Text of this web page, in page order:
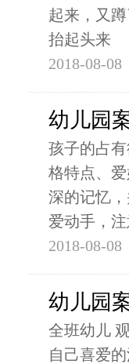
起来，又
抬起头来
2018-08-08
幼儿园
孩子的占
格特点、
深的记忆
爱动手，
2018-08-08
幼儿园
全班幼儿
自己喜爱